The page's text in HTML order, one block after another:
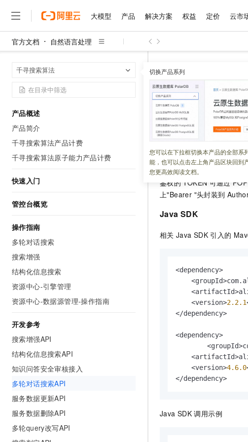
大模型 产品 解决方案 权益 定价 云市
官方文档 自然语言处理
千寻搜索算法 切换产品系列
您可以在下拉框切换本产品的全部系
能，也可以点击左上角产品区块回到
您更高效阅读文档。
产品概述
产品简介
千寻搜索算法产品计费
千寻搜索算法原子能力产品计费
快速入门
管控台概览
操作指南
多轮对话搜索
搜索增强
结构化信息搜索
资源中心-引擎管理
资源中心-数据源管理-操作指南
开发参考
搜索增强API
结构化信息搜索API
知识问答安全审核接入
多轮对话搜索API
服务数据更新API
服务数据删除API
多轮query改写API
多轮对话搜索
更新时间： 2024-05-23 02:14:58
API 鉴权
鉴权的 TOKEN 可通过
上"Bearer "头封装到
Java SDK
相关 Java SDK 引入的
<dependency>
    <version>
2.2.1
</dependency>
<dependency>
    <version>
4.6.0
</dependency>
Java SDK 调用示例
大模型
大模型
文本生成
Qwen3.8-Max HOT
智能体时代全能旗舰模型
Qwen3.7-Plus
能看、能想、能动手的多模态智能体
Qwen3-VL-Plus
千问AI平台-Token Plan NEW
千问AI平台-模型体验
快速部署 Dify，高效搭建 AI 应用
产品
精选产品
人工智能与机器学习
安全
中间件
数据库
大数据计算
域名与网站
终端用户计算
开发工具
迁移与运维管理
精选产品
大模型服务平台百炼
大模型服务与应用平台
千问大模型
多元化、高性能、安全可靠的大模型
无影云电脑
随时随地安全接入的云上超级电脑
云解析DNS
云原生大数据计算服务
解决方案
精选解决方案
AI
安全
网络
上云与迁云
企业出海
精选解决方案
千问办公，解锁你的工作新方式
企业级Agent产品，直接交付可用成果
Agency Agents：拥有专属领域专
HappyHorse 打造一站式影视创作
快速拥有专属 OpenClaw
权益 普惠上云
普惠上云 官方力荐
云服务器38元/年起，超值低价云产品
官方推荐返现计划
推荐新用户得奖励，单订单最高返9万
云工开物
高校专属算力普惠，学生认证享300
免费试用
解决方案免费试用 新老同享
1亿+ 大模型 tokens 和 30+ 款产品免
产品新客免费试用，最长12个月
大模型ACA认证体验
助力企业全员 AI 认知与能力提升
定价 产品定价
了解云产品的定价详情
云上成本管理
管理和优化成本
云市场 精选商城
网站建设
多端小程序
Salesforce 国际版订阅
友盟天域
观测云
Tuya 物联网平台阿里云版
蓝凌 OA
电子合同
畅捷通
Tableau 订阅
生态解决方案
行业生态解决方案
开发者生态解决方案
AI 开发和 AI 应用解决方案
伙伴 成为销售伙伴
分销伙伴
咨询伙伴
销售伙伴合作计划
Salesforce On Alibaba Cloud
Consulting Partner 合作计划
AI 大模型销售与服务生态合作计划
服务 售前咨询
在线服务
售后服务
自助服务
工单服务
短信专区
了解阿里云 为什么选择阿里云
什么是云计算
技术领先
稳定可靠
安全合规
分析师报告
研究报告与白皮书
天池大赛
AI 算法大赛
云开发大赛